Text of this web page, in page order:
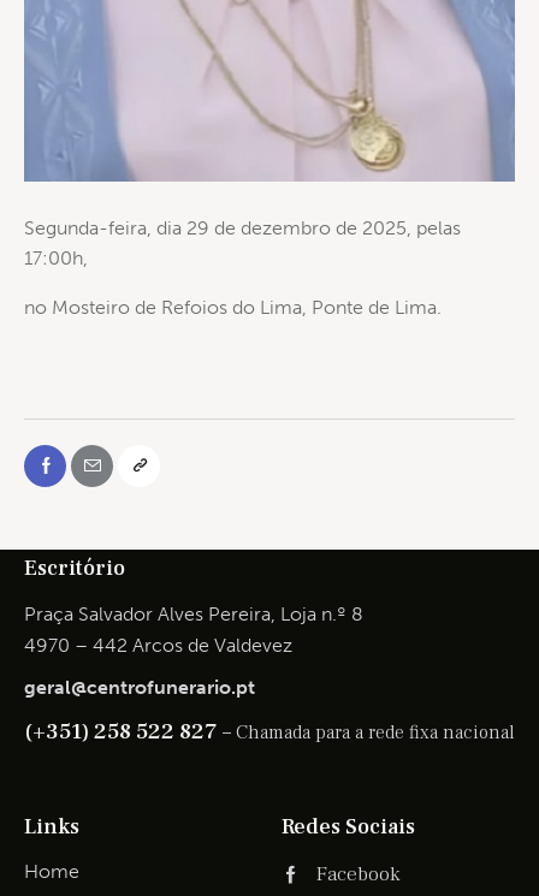
Segunda-feira, dia 29 de dezembro de 2025, pelas
17:00h,
no Mosteiro de Refoios do Lima, Ponte de Lima.
Escritório
Praça Salvador Alves Pereira, Loja n.º 8
4970 – 442 Arcos de Valdevez
geral@centrofunerario.pt
(+351) 258 522 827 – Chamada para a rede fixa nacional
Links
Home
Redes Sociais
Facebook